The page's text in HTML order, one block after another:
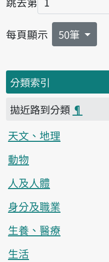
頁碼
每頁顯示 50筆
分類索引
拋近路到分類 ¶
天文、地理
動物
人及人體
身分及職業
生養、醫療
生活